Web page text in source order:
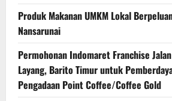
Produk Makanan UMKM Lokal
Nansarunai
Permohonan Indomaret Franchise
Layang, Barito Timur untuk
Pengadaan Point Coffee/Coffee Gold